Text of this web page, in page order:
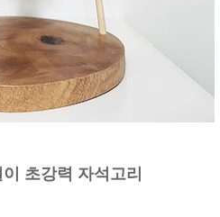
초강력 자석고리